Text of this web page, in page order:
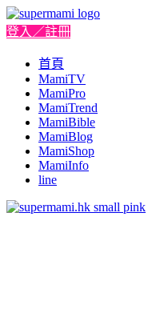
登入／註冊
首頁
MamiTV
MamiPro
MamiTrend
MamiBible
MamiBlog
MamiShop
MamiInfo
line